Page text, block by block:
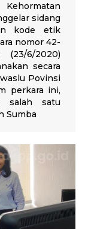
sidang
kode etik
nomor 42-
(23/6/2020)
secara
Povinsi
perkara ini,
salah satu
Sumba